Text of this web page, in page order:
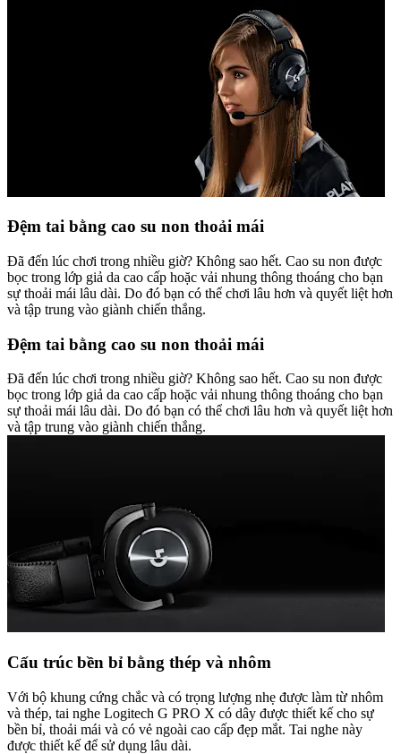
Đệm tai bằng cao su non thoải mái
Đã đến lúc chơi trong nhiều giờ? Không sao hết. Cao su non được
bọc trong lớp giả da cao cấp hoặc vải nhung thông thoáng cho bạn
sự thoải mái lâu dài. Do đó bạn có thể chơi lâu hơn và quyết liệt hơn
và tập trung vào giành chiến thắng.
Đệm tai bằng cao su non thoải mái
Đã đến lúc chơi trong nhiều giờ? Không sao hết. Cao su non được
bọc trong lớp giả da cao cấp hoặc vải nhung thông thoáng cho bạn
sự thoải mái lâu dài. Do đó bạn có thể chơi lâu hơn và quyết liệt hơn
và tập trung vào giành chiến thắng.
Cấu trúc bền bỉ bằng thép và nhôm
Với bộ khung cứng chắc và có trọng lượng nhẹ được làm từ nhôm
và thép, tai nghe Logitech G PRO X có dây được thiết kế cho sự
bền bỉ, thoải mái và có vẻ ngoài cao cấp đẹp mắt. Tai nghe này
được thiết kế để sử dụng lâu dài.